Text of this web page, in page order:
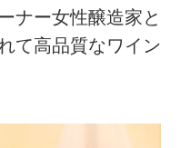
ナー女性醸造家と
て高品質なワイン